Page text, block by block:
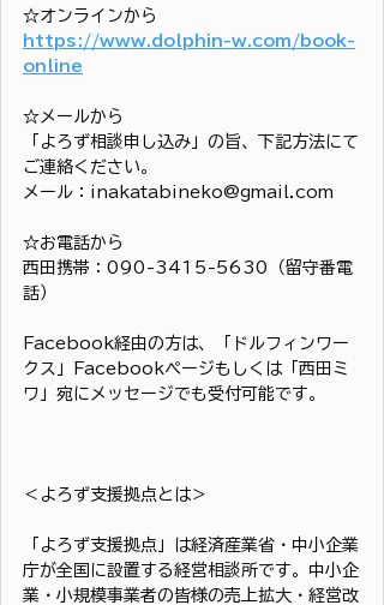
☆オンラインから
https://www.dolphin-w.com/book-
online
☆メールから
「よろず相談申し込み」の旨、下記方法にて
ご連絡ください。
メール：inakatabineko@gmail.com
☆お電話から
西田携帯：090-3415-5630（留守番電
話）
Facebook経由の方は、「ドルフィンワー
クス」Facebookページもしくは「西田ミ
ワ」宛にメッセージでも受付可能です。
＜よろず支援拠点とは＞
「よろず支援拠点」は経済産業省・中小企業
庁が全国に設置する経営相談所です。中小企
業・小規模事業者の皆様の売上拡大・経営改